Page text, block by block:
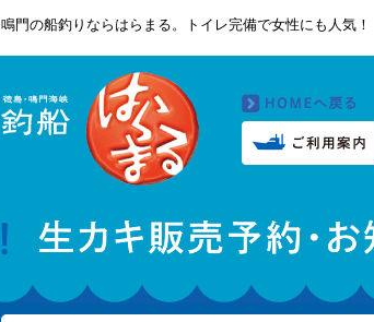
鳴門の船釣りならはらまる。トイレ完備で女性にも人気！